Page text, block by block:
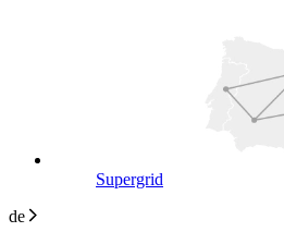
Supergrid
de